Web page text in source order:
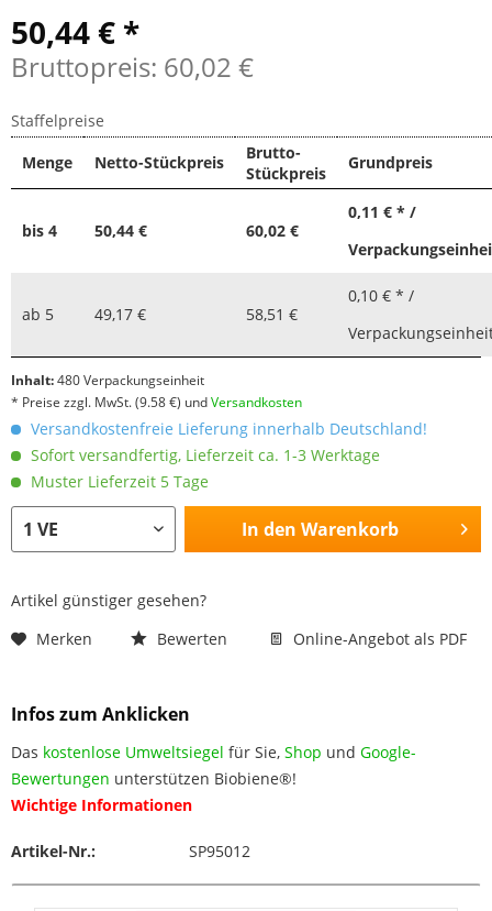
50,44 € *
Bruttopreis: 60,02 €
Staffelpreise
Menge
Netto-Stückpreis
Brutto-
Stückpreis
Grundpreis
bis 4 50,44 € 60,02 €
0,11 € * /
ab 5 49,17 € 58,51 €
0,10 € * /
Inhalt:480 Verpackungseinheit
* Preise zzgl. MwSt.(9.58 €) undVersandkosten
Versandkostenfreie Lieferung innerhalb Deutschland!
Sofort versandfertig, Lieferzeit ca. 1-3 Werktage
Muster Lieferzeit 5 Tage
In den Warenkorb
Artikel günstiger gesehen?
Merken
Bewerten Online-Angebot als PDF
Infos zum Anklicken
Das kostenlose Umweltsiegel für Sie, Shop und Google-
Bewertungen unterstützen Biobiene®!
Wichtige Informationen
Artikel-Nr.: SP95012